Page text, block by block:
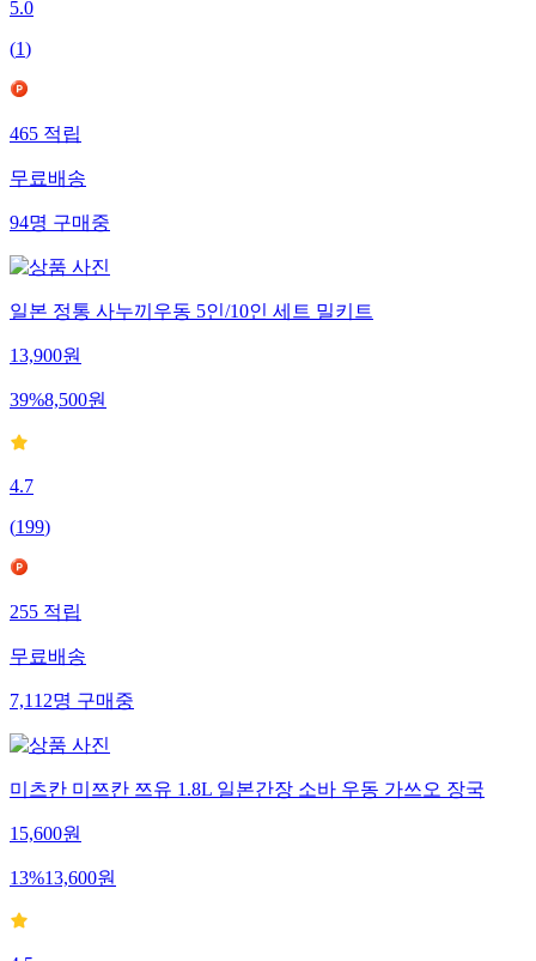
5.0
(1)
465적립
무료배송
94명구매중
일본 정통 사누끼우동 5인/10인 세트 밀키트
13,900원
39%8,500원
4.7
(199)
255적립
무료배송
7,112명구매중
미츠칸 미쯔칸 쯔유 1.8L 일본간장 소바 우동 가쓰오 장국
15,600원
13%13,600원